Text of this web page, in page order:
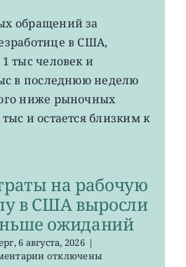
первичных
за
безработице
в
остается
лет
обращений за
в США,
тыс человек и
в последнюю неделю
ниже рыночных
и остается близким к
на рабочую
в США выросли
ожиданий
6 августа, 2026 |
котключены